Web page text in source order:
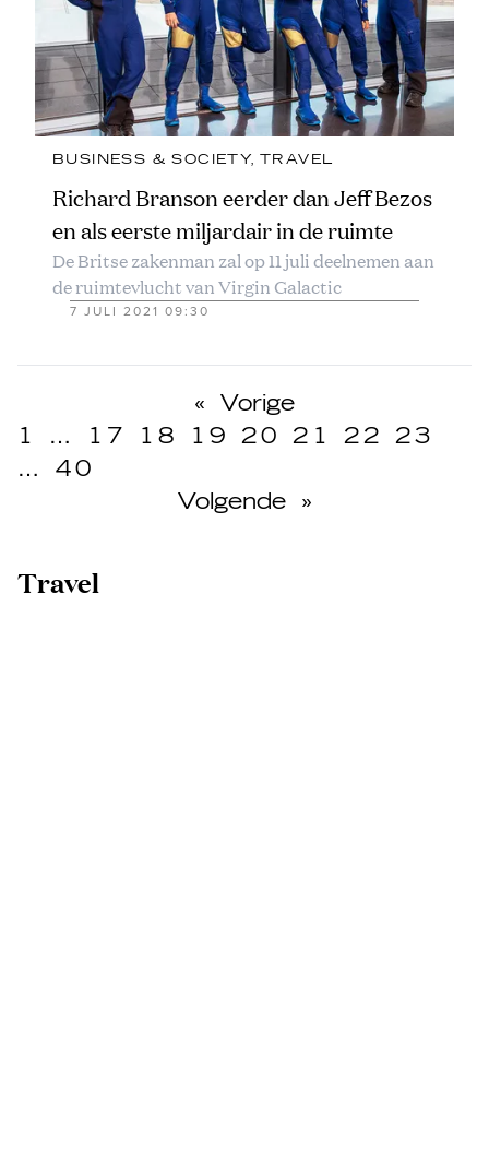
BUSINESS & SOCIETY, TRAVEL
Richard Branson eerder dan Jeff Bezos
en als eerste miljardair in de ruimte
De Britse zakenman zal op 11 juli deelnemen aan
de ruimtevlucht van Virgin Galactic
7 JULI 2021 09:30
«
Vorige
1
… 17 18 19 20 21 22
23
…
40
Volgende
»
Travel